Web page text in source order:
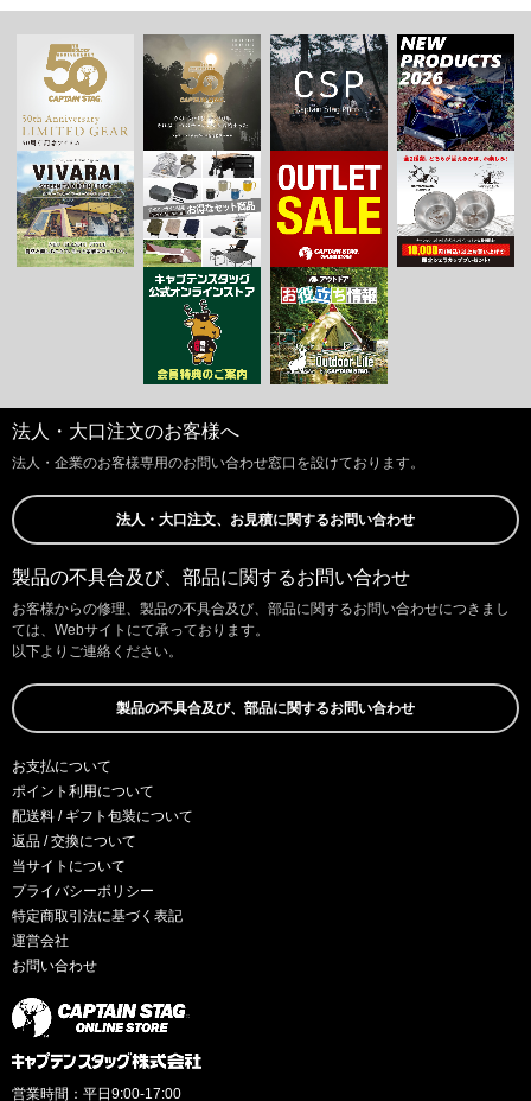
法人・大口注文のお客様へ
法人・企業のお客様専用のお問い合わせ窓口を設けております。
法人・大口注文、お見積に関するお問い合わせ
製品の不具合及び、部品に関するお問い合わせ
お客様からの修理、製品の不具合及び、部品に関するお問い合わせにつきまし
ては、Webサイトにて承っております。
以下よりご連絡ください。
製品の不具合及び、部品に関するお問い合わせ
お支払について
ポイント利用について
配送料 / ギフト包装について
返品 / 交換について
当サイトについて
プライバシーポリシー
特定商取引法に基づく表記
運営会社
お問い合わせ
営業時間：平日9:00-17:00